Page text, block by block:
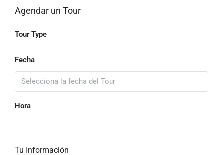
Agendar un Tour
Tour Type
Fecha
Hora
Tu Información